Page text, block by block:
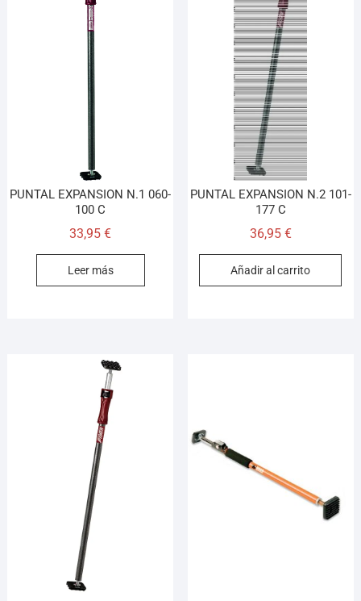
PUNTAL EXPANSION N.1 060-
100 C
33,95€
Leer más
PUNTAL EXPANSION N.2 101-
177 C
36,95 €
Añadir al carrito